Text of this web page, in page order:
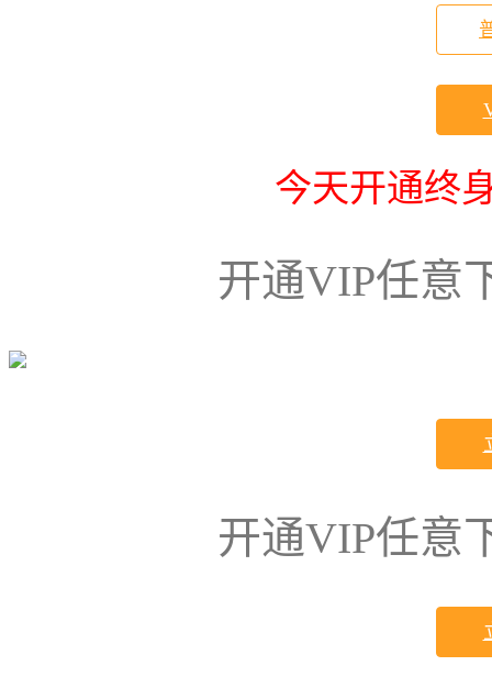
今天开通终
开通VIP任意
开通VIP任意